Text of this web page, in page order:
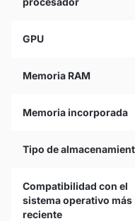
GPU
Memoria RAM
Memoria incorporada
Tipo de
Compatibilidad con el
sistema operativo más
reciente